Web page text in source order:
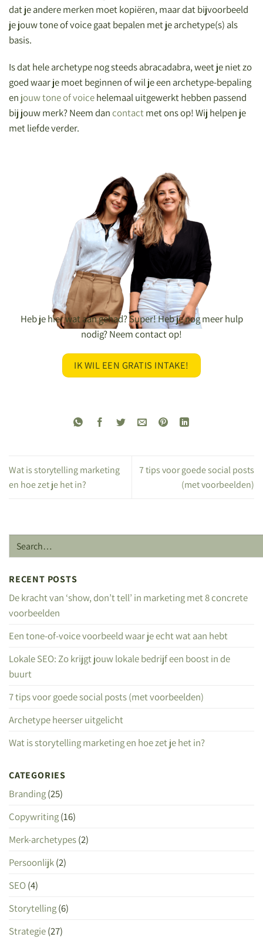
dat je andere merken moet kopiëren, maar dat bijvoorbeeld
je jouw tone of voice gaat bepalen met je archetype(s) als
basis.
Is dat hele archetype nog steeds abracadabra, weet je niet zo
goed waar je moet beginnen of wil je een archetype-bepaling
en jouw tone of voicehelemaal uitgewerkt hebben passend
bij jouw merk? Neem dancontactmet ons op! Wij helpen je
met liefde verder.
Heb je hier wat aan gehad? Super! Heb je nog meer hulp
nodig? Neem contact op!
IK WIL EEN GRATIS INTAKE!
Wat is storytelling marketing
en hoe zet je het in?
7 tips voor goede social posts
(met voorbeelden)
RECENT POSTS
De kracht van ‘show, don’t tell’ in marketing met 8 concrete
voorbeelden
Een tone-of-voice voorbeeld waar je echt wat aan hebt
Lokale SEO: Zo krijgt jouw lokale bedrijf een boost in de
buurt
7 tips voor goede social posts (met voorbeelden)
Archetype heerser uitgelicht
Wat is storytelling marketing en hoe zet je het in?
CATEGORIES
Branding(25)
Copywriting(16)
Merk-archetypes(2)
Persoonlijk(2)
SEO(4)
Storytelling(6)
Strategie(27)